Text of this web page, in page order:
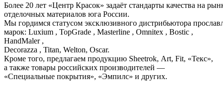
Более 20 лет «Центр Красок» задаёт стандарты качества на
отделочных материалов юга России.
Мы гордимся статусом эксклюзивного дистрибьютора
марок: Luxium , TopGrade , Masterline , Omnitex , Bostic ,
HandMaler ,
Decorazza , Titan, Welton, Oscar.
Кроме того, предлагаем продукцию Sheetrok, Art, Fit, «Текс»,
а также товары российских производителей —
«Специальные покрытия», «Эмпилс» и других.